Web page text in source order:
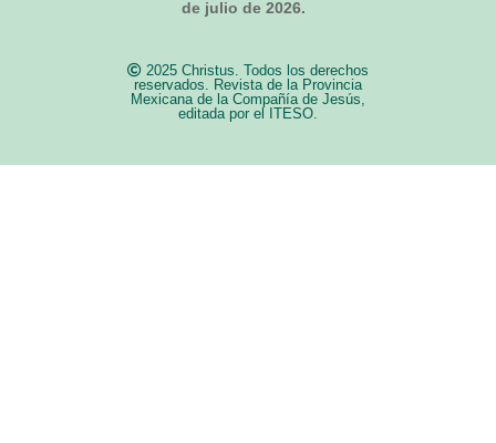
de julio de 2026.
2025 Christus. Todos los derechos
reservados. Revista de la Provincia
Mexicana de la Compañía de Jesús,
editada por el ITESO.